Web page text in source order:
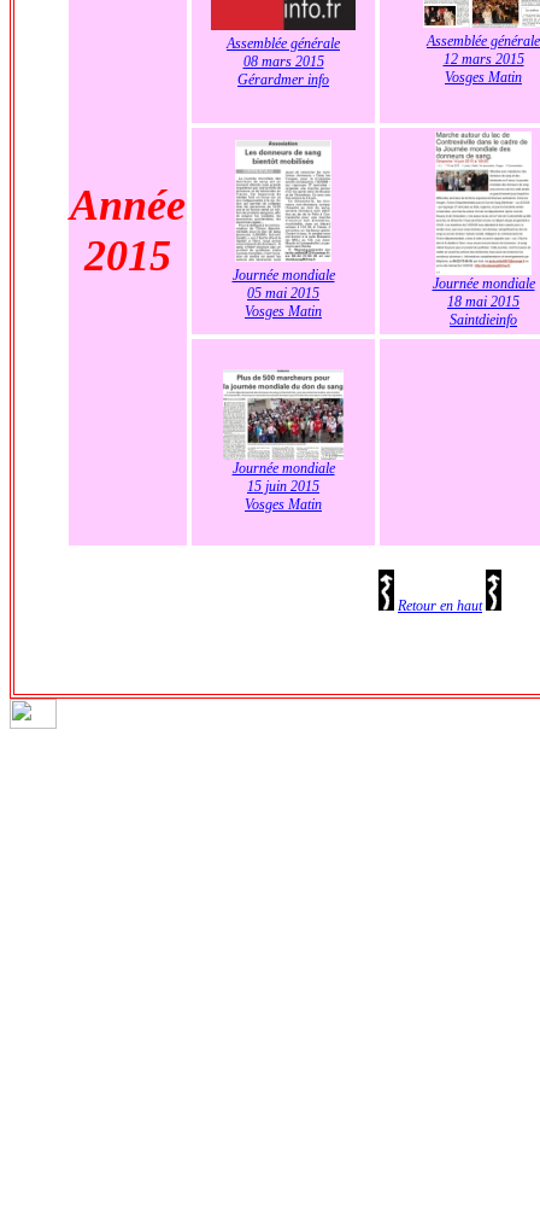
Année
2015
Assemblée générale
08 mars 2015
Gérardmer info
Assemblée générale
12 mars 2015
Vosges Matin
Journée mondiale
05 mai 2015
Vosges Matin
Journée mondiale
18 mai 2015
Saintdieinfo
Journée mondiale
15 juin 2015
Vosges Matin
Retour en haut